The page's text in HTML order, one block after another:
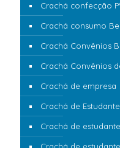
Crachá confecção
Crachá consumo
Crachá Convênios
Crachá Convênios
Crachá de empresa
Crachá de
Crachá de